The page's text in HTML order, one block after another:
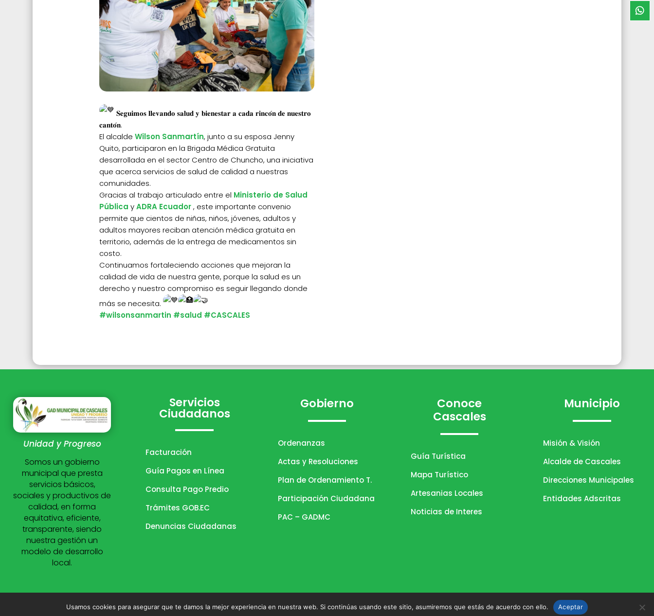
𝐒𝐞𝐠𝐮𝐢𝐦𝐨𝐬 𝐥𝐥𝐞𝐯𝐚𝐧𝐝𝐨 𝐬𝐚𝐥𝐮𝐝 𝐲 𝐛𝐢𝐞𝐧𝐞𝐬𝐭𝐚𝐫 𝐚 𝐜𝐚𝐝𝐚 𝐫𝐢𝐧𝐜𝐨́𝐧 𝐝𝐞 𝐧𝐮𝐞𝐬𝐭𝐫𝐨
𝐜𝐚𝐧𝐭𝐨́𝐧.
El alcaldeWilson Sanmartín, junto a su esposa Jenny
Quito, participaron en la Brigada Médica Gratuita
desarrollada en el sector Centro de Chuncho, una iniciativa
que acerca servicios de salud de calidad a nuestras
comunidades.
Gracias al trabajo articulado entre el Ministerio de Salud
Pública yADRA Ecuador, este importante convenio
permite que cientos de niñas, niños, jóvenes, adultos y
adultos mayores reciban atención médica gratuita en
territorio, además de la entrega de medicamentos sin
costo.
Continuamos fortaleciendo acciones que mejoran la
calidad de vida de nuestra gente, porque la salud es un
derecho y nuestro compromiso es seguir llegando donde
más se necesita.
#wilsonsanmartin #salud #CASCALES
Unidad y Progreso
Somos un gobierno
municipal que presta
servicios básicos,
sociales y productivos de
calidad, en forma
equitativa, eficiente,
transparente, siendo
nuestra gestión un
modelo de desarrollo
local.
Servicios
Ciudadanos
Facturación
Guía Pagos en Línea
Consulta Pago Predio
Trámites GOB.EC
Denuncias Ciudadanas
Gobierno
Ordenanzas
Actas y Resoluciones
Plan de Ordenamiento T.
Participación Ciudadana
PAC – GADMC
Conoce
Cascales
Guía Turística
Mapa Turístico
Artesanias Locales
Noticias de Interes
Municipio
Misión & Visión
Alcalde de Cascales
Direcciones Municipales
Entidades Adscritas
© 2026 Gobierno Autónomo Descentralizado Municipal de Cascales. Todos los derechos reservados.
Usamos cookies para asegurar que te damos la mejor experiencia en nuestra web. Si continúas usando este sitio, asumiremos que estás de acuerdo con ello. Aceptar